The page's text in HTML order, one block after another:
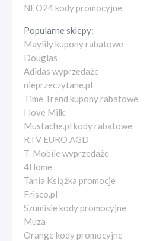
NEO24 kody promocyjne
Popularne sklepy:
Maylily kupony rabatowe
Douglas
Adidas wyprzedaże
nieprzeczytane.pl
Time Trend kupony rabatowe
I love Milk
Mustache.pl kody rabatowe
RTV EURO AGD
T-Mobile wyprzedaże
4Home
Tania Książka promocje
Frisco.pl
Szumisie kody promocyjne
Muza
Orange kody promocyjne